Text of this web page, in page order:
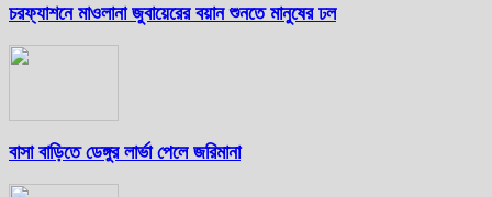
চরফ্যাশনে মাওলানা জুবায়েরের বয়ান শুনতে মানুষের ঢল
বাসা বাড়িতে ডেঙ্গুর লার্ভা পেলে জরিমানা